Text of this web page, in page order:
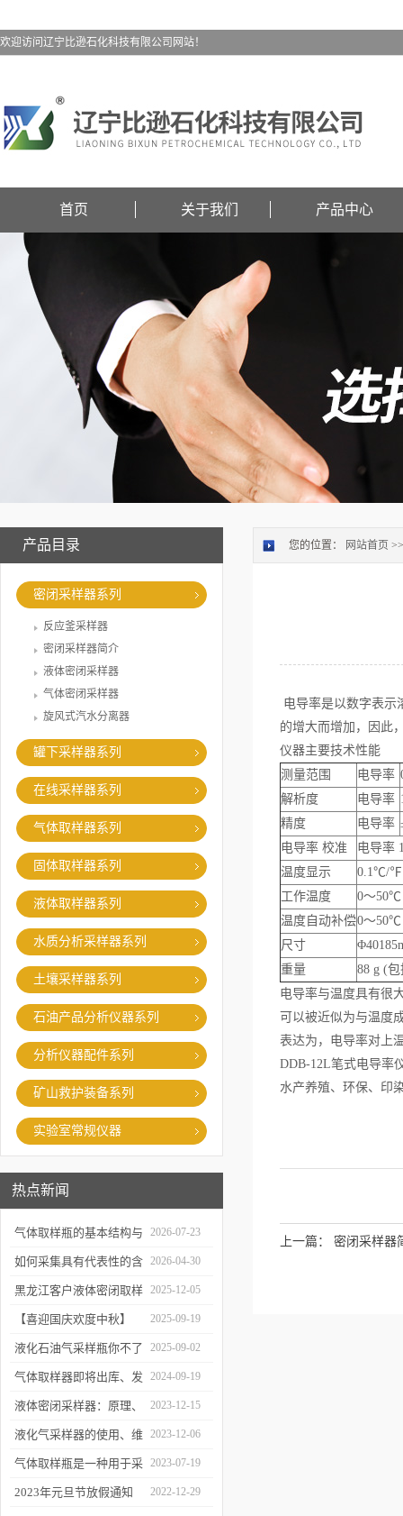
欢迎访问辽宁比逊石化科技有限公司网站！
首页 关于我们 产品中心
产品目录
密闭采样器系列
反应釜采样器
密闭采样器简介
液体密闭采样器
气体密闭采样器
旋风式汽水分离器
罐下采样器系列
在线采样器系列
气体取样器系列
固体取样器系列
液体取样器系列
水质分析采样器系列
土壤采样器系列
石油产品分析仪器系列
分析仪器配件系列
矿山救护装备系列
实验室常规仪器
热点新闻
气体取样瓶的基本结构与
工作逻辑是什么？
2026-07-23
如何采集具有代表性的含
油水样？——石油类采水
器原理与使用
2026-04-30
黑龙江客户液体密闭取样
器项目顺利交付
2025-12-05
【喜迎国庆欢度中秋】
2025年国庆中秋放假通知
2025-09-19
液化石油气采样瓶你不了
解的知识！
2025-09-02
气体取样器即将出库、发
货！
2024-09-19
液体密闭采样器：原理、
应用和优势
2023-12-15
液化气采样器的使用、维
护与优化
2023-12-06
气体取样瓶是一种用于采
集、贮存和分析气体样品
2023-07-19
2023年元旦节放假通知 2022-12-29
您的位置： 网站首页
电导率是以数字表示
的增大而增加，因此
仪器主要技术性能
测量范围
电导率
解析度
电导率
精度
电导率
电导率 校准
电导率
温度显示
0.1℃/℉
工作温度
0～50℃
温度自动补偿0～50℃
尺寸
重量
88 g (
电导率与温度具有很
可以被近似为与温度
表达为，电导率对上
DDB-12L笔式电导率
水产养殖、环保、印
上一篇： 密闭采样器